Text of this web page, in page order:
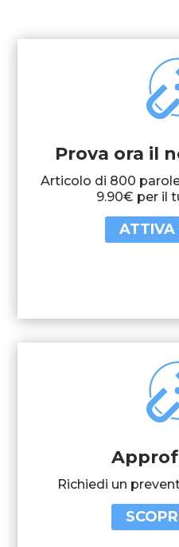
Prova ora il
Articolo di 800
9.90€ per il
ATTIVA
Richiedi un